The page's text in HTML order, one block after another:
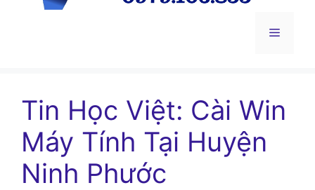
Menu
Tin Học Việt: Cài Win
Máy Tính Tại Huyện
Ninh Phước